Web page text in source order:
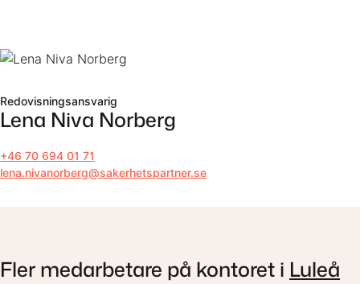
Redovisningsansvarig
Lena Niva Norberg
+46 70 694 01 71
lena.nivanorberg@sakerhetspartner.se
Fler medarbetare på kontoret i Luleå